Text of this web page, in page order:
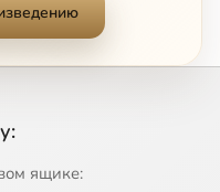
Господня
ящике: